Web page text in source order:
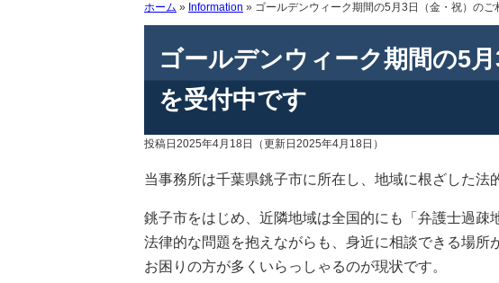
ホーム » Information » ゴールデンウィーク期間の5月3日（金・祝）のご
ゴールデンウィーク期間の5
を受付中です
投稿日2025年4月18日 （更新日2025年4月18日）
当事務所は千葉県銚子市に所在し、地域に根ざした法
銚子市をはじめ、近隣地域は全国的にも「弁護士過疎
法律的な問題を抱えながらも、身近に相談できる場所
お困りの方が多くいらっしゃるのが現状です。